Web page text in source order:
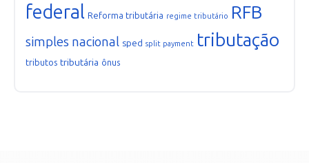
federal Reforma tributária regime tributário RFB
simples nacional sped split payment tributação
tributos tributária ônus